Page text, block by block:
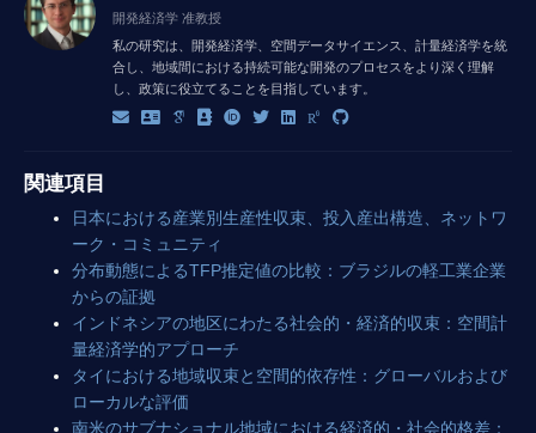
開発経済学 准教授
私の研究は、開発経済学、空間データサイエンス、計量経済学を統
合し、地域間における持続可能な開発のプロセスをより深く理解
し、政策に役立てることを目指しています。
関連項目
日本における産業別生産性収束、投入産出構造、ネットワ
ーク・コミュニティ
分布動態によるTFP推定値の比較：ブラジルの軽工業企業
からの証拠
インドネシアの地区にわたる社会的・経済的収束：空間計
量経済学的アプローチ
タイにおける地域収束と空間的依存性：グローバルおよび
ローカルな評価
南米のサブナショナル地域における経済的・社会的格差：